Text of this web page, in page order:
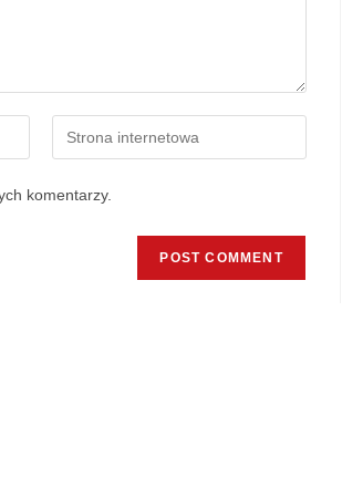
komentarzy.